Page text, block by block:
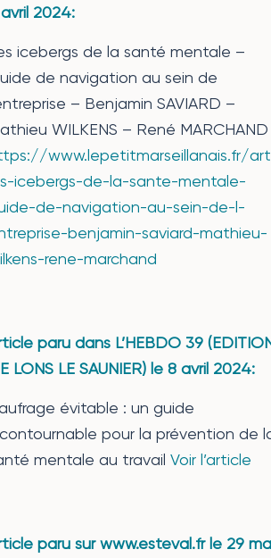
2024:
icebergs de la santé mentale –
de navigation au sein de
– Benjamin SAVIARD –
WILKENS – René MARCHAND
www.lepetitmarseillanais.fr/
icebergs-de-la-sante-mentale-
de-navigation-au-sein-de-l-
benjamin-saviard-mathieu-
rene-marchand
paru dans L’HEBDO 39
LONS LE SAUNIER) le 8 avril 2024:
évitable : un guide
pour la prévention de
mentale au travail Voir l’article
paru sur www.esteval.fr le 29